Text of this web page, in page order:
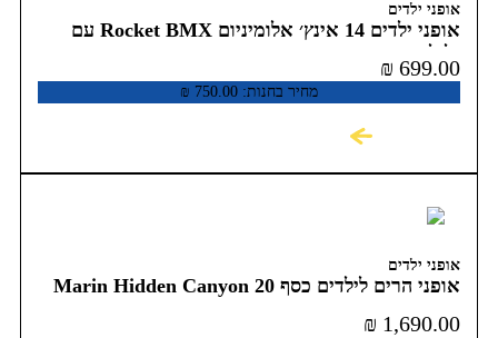
אופני ילדים
אופני ילדים 14 אינץ׳ אלומיניום Rocket BMX עם
גלגלי עזר
מחיר בחנות: ₪ 750.00
₪ 699.00
אופני ילדים
אופני הרים לילדים כסף 20 Marin Hidden Canyon
₪ 1,690.00